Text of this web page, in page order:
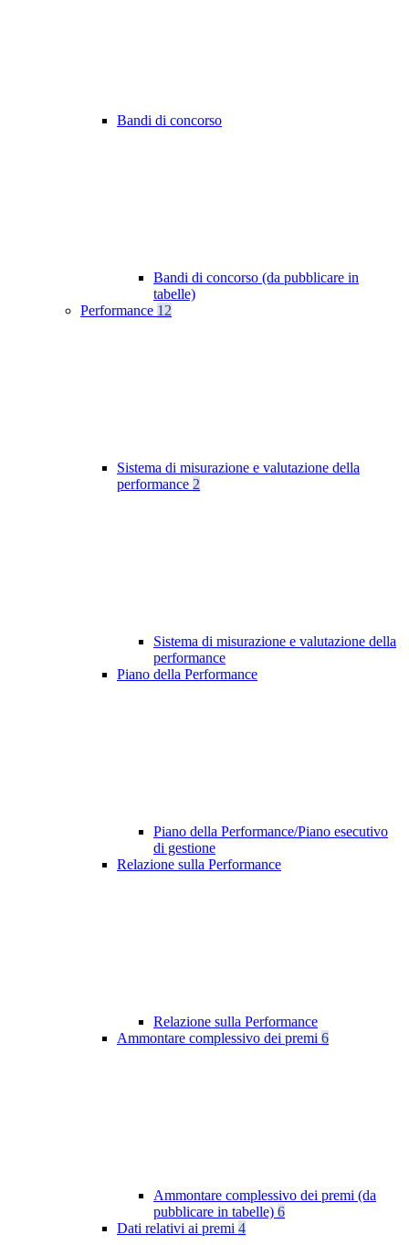
Bandi di concorso
Bandi di concorso (da pubblicare in
tabelle)
Performance 12
Sistema di misurazione e valutazione della
performance 2
Sistema di misurazione e valutazione della
performance
Piano della Performance
Piano della Performance/Piano esecutivo
di gestione
Relazione sulla Performance
Relazione sulla Performance
Ammontare complessivo dei premi 6
Ammontare complessivo dei premi (da
pubblicare in tabelle) 6
Dati relativi ai premi 4